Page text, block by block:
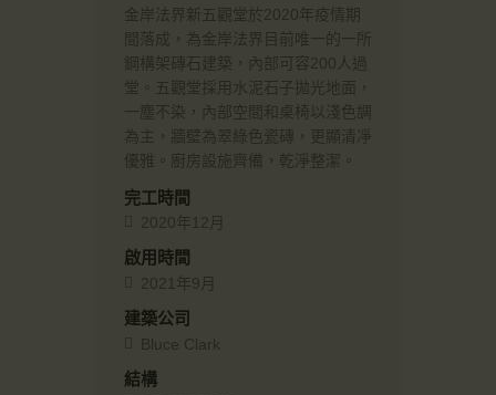
金岸法界新五觀堂於2020年疫情期
間落成，為金岸法界目前唯一的一所
鋼構架磚石建築，內部可容200人過
堂。五觀堂採用水泥石子拋光地面，
一塵不染，內部空間和桌椅以淺色調
為主，牆壁為翠綠色瓷磚，更顯清凈
優雅。廚房設施齊備，乾淨整潔。
完工時間
2020年12月
啟用時間
2021年9月
建築公司
Bluce Clark
結構